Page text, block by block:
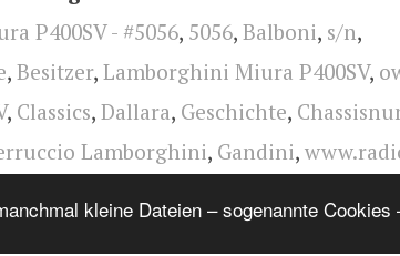
kleine Dateien – sogenannte
P400SV - #5056, 5056, Balboni, s/n,
, Besitzer, Lamborghini Miura P400SV,
, Classics, Dallara, Geschichte,
Lamborghini, Gandini,